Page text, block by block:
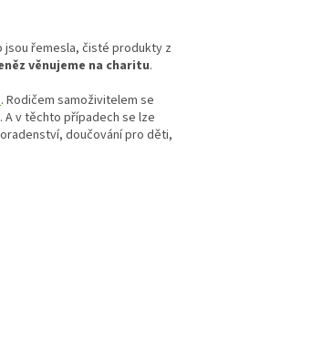
jsou řemesla, čisté produkty z
věnujeme na charitu.
. Rodičem samoživitelem se
v těchto případech se lze
doučování pro děti,